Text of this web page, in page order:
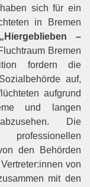
haben sich für ein
in
Bremen
–
Bremen
fordern die
Sozialbehörde auf,
aufgrund
und langen
Die
den
Behörden
Vertreter:innen von
mitden